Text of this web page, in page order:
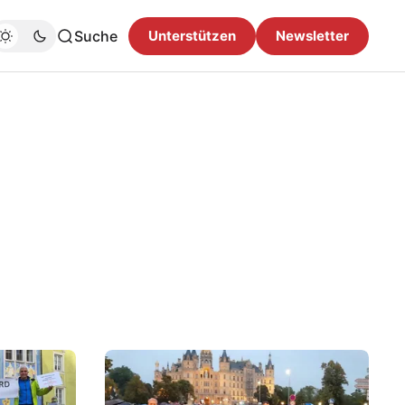
Suche Unterstützen Newsletter